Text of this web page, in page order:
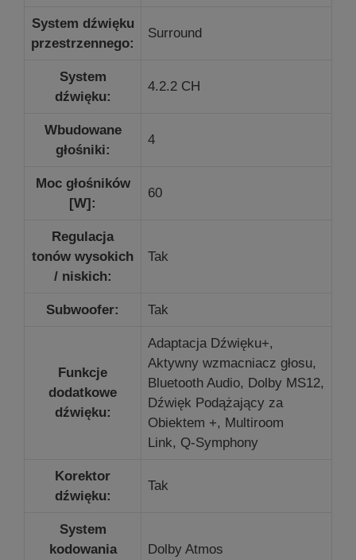
System dźwięku
przestrzennego:
Surround
System
dźwięku:
4.2.2 CH
Wbudowane
głośniki:
4
Moc głośników
[W]:
60
Regulacja
tonów wysokich
/ niskich:
Tak
Subwoofer: Tak
Funkcje
dodatkowe
dźwięku:
Adaptacja Dźwięku+,
Aktywny wzmacniacz głosu,
Bluetooth Audio, Dolby MS12,
Dźwięk Podążający za
Obiektem +, Multiroom
Link, Q-Symphony
Korektor
dźwięku:
Tak
System
kodowania
Dolby Atmos